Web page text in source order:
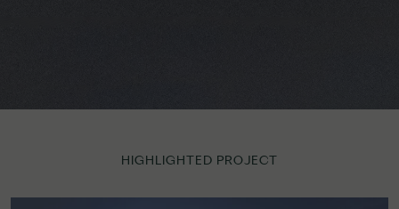
HIGHLIGHTED PROJECT